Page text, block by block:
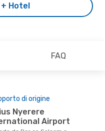
+ Hotel
FAQ
di origine
Airport